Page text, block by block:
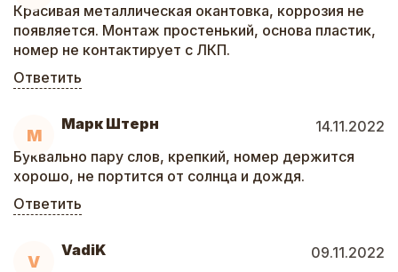
Красивая металлическая окантовка, коррозия не
появляется. Монтаж простенький, основа пластик,
номер не контактирует с ЛКП.
Ответить
М
Марк Штерн
14.11.2022
Буквально пару слов, крепкий, номер держится
хорошо, не портится от солнца и дождя.
Ответить
V
VadiK
09.11.2022